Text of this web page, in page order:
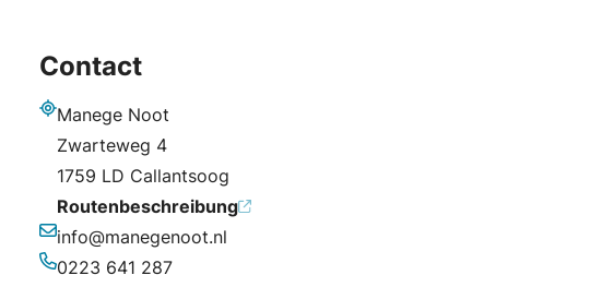
Contact
Adresse
Manege Noot
Zwarteweg 4
1759 LD Callantsoog
Routenbeschreibung
E-Mail-Adresse
info@manegenoot.nl
0223 641 287